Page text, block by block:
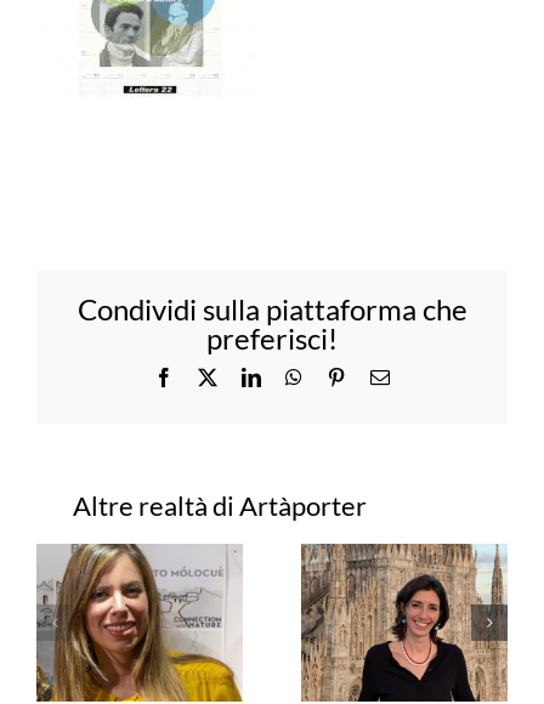
Condividi sulla piattaforma che
preferisci!
Facebook LinkedInWhatsApp
PinterestEmail
Progetti correlati